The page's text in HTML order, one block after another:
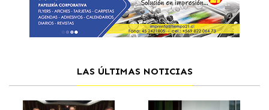
LAS ÚLTIMAS NOTICIAS